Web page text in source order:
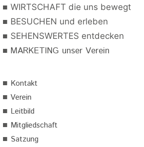
■ WIRTSCHAFT die uns bewegt
■ BESUCHEN und erleben
■ SEHENSWERTES entdecken
■ MARKETING unser Verein
■ Kontakt
■ Verein
■ Leitbild
■ Mitgliedschaft
■ Satzung